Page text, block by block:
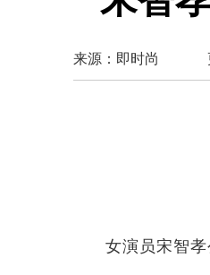
来源： 即时尚
女演员宋智孝